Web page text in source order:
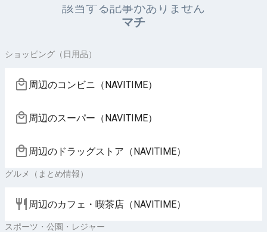
該当する記事がありません
マチ
ショッピング（日用品）
周辺のコンビニ（NAVITIME）
周辺のスーパー（NAVITIME）
周辺のドラッグストア（NAVITIME）
グルメ（まとめ情報）
周辺のカフェ・喫茶店（NAVITIME）
スポーツ・公園・レジャー